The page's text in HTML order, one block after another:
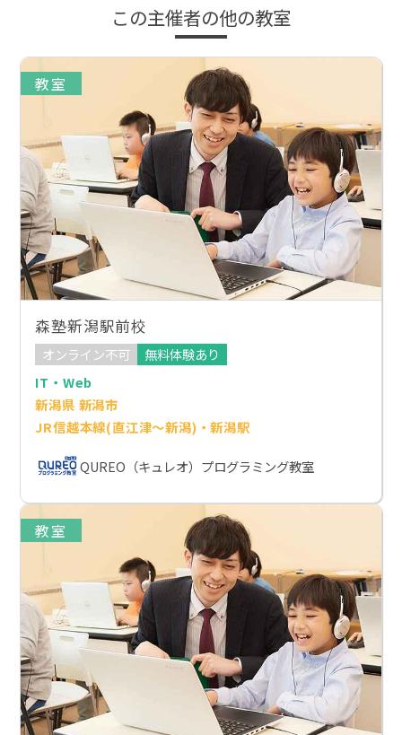
この主催者の他の教室
教室
森塾新潟駅前校
オンライン不可
無料体験あり
IT・Web
新潟県 新潟市
JR信越本線(直江津～新潟)・新潟駅
QUREO（キュレオ）プログラミング教室
教室